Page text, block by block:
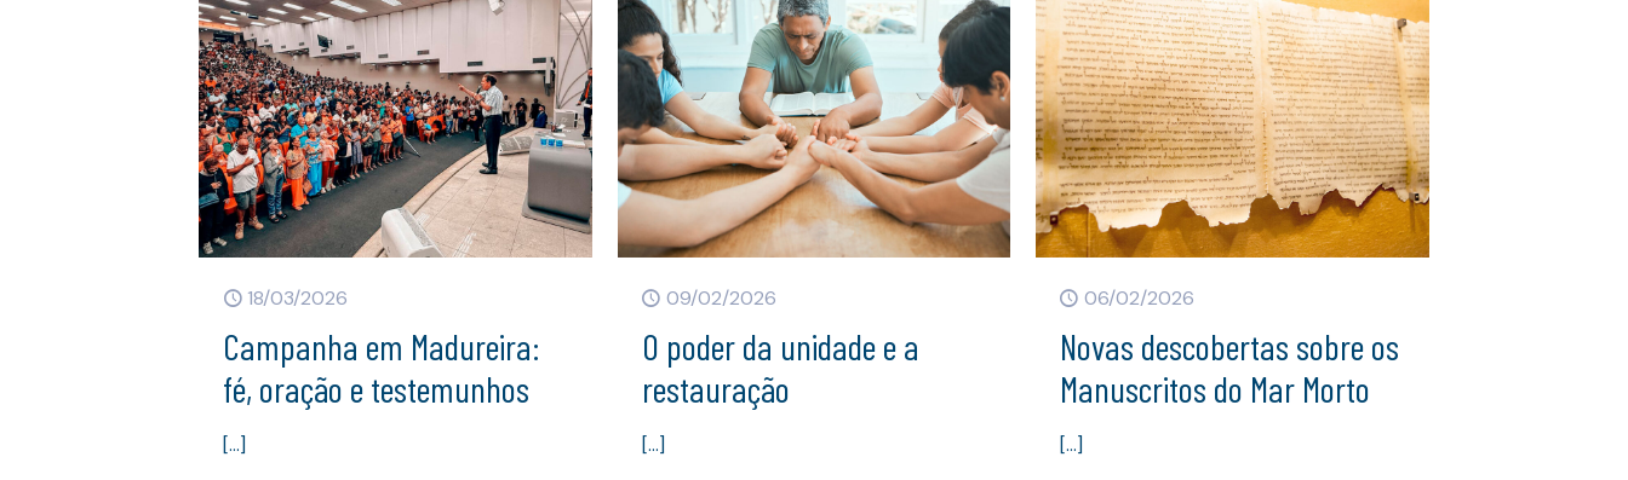
18/03/2026
Campanha em Madureira:
fé, oração e testemunhos
[…]
09/02/2026
O poder da unidade e a
restauração
[…]
06/02/2026
Novas descobertas sobre os
Manuscritos do Mar Morto
[…]